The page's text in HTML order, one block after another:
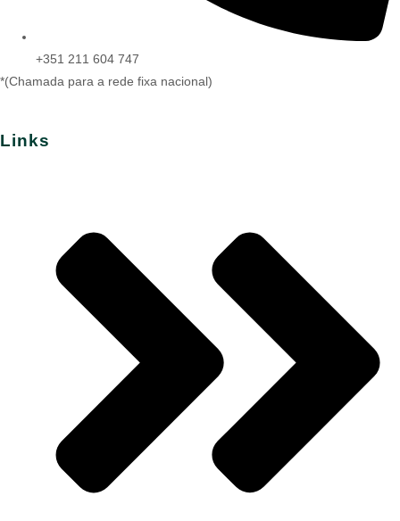
+351 211 604 747
*(Chamada para a rede fixa nacional)
Links